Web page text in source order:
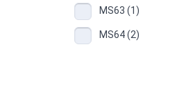
MS63 (1)
MS64 (2)